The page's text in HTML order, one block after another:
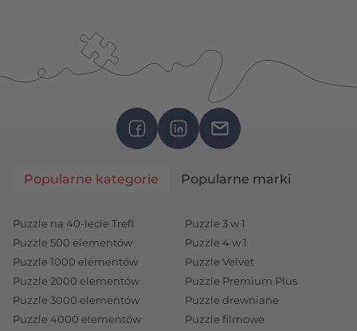
Popularne kategorie Popularne marki
Puzzle na 40-lecie Trefl
Puzzle 500 elementów
Puzzle 1000 elementów
Puzzle 2000 elementów
Puzzle 3000 elementów
Puzzle 4000 elementów
Puzzle 3 w 1
Puzzle 4 w 1
Puzzle Velvet
Puzzle Premium Plus
Puzzle drewniane
Puzzle filmowe